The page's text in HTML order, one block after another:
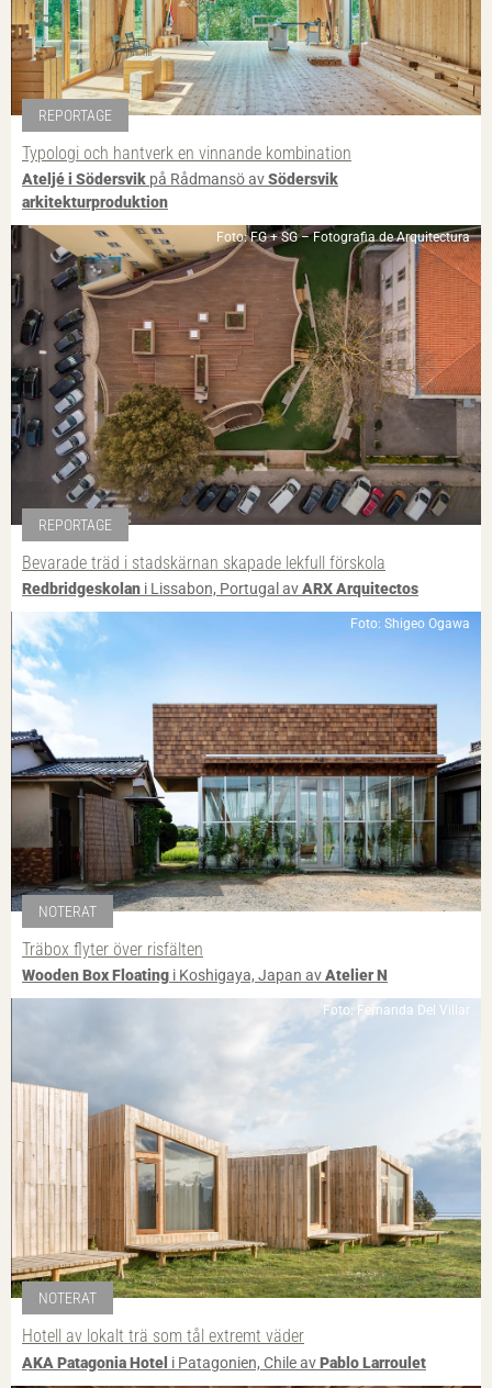
REPORTAGE
Typologi och hantverk en vinnande kombination
Ateljé i Södersvik på Rådmansö avSödersvik
arkitekturproduktion
Foto: FG + SG – Fotografia de Arquitectura
REPORTAGE
Bevarade träd i stadskärnan skapade lekfull förskola
Redbridgeskolan i Lissabon, Portugal avARX Arquitectos
Foto: Shigeo Ogawa
NOTERAT
Träbox flyter över risfälten
Wooden Box Floating i Koshigaya, Japan avAtelier N
Foto: Fernanda Del Villar
NOTERAT
Hotell av lokalt trä som tål extremt väder
AKA Patagonia Hotel i Patagonien, Chile avPablo Larroulet